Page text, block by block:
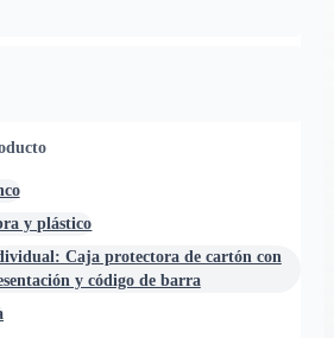
y plástico
Caja protectora de cartón con
y código de barra